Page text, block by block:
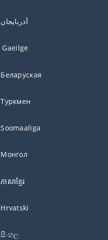
آذربايجان
Gaeilge
Беларуская
Туркмен
Soomaaliga
Монгол
ភាសាខ្មែរ
Hrvatski
සිංහල